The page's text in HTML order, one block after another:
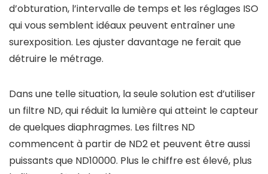
d’obturation, l’intervalle de temps et les réglages ISO
qui vous semblent idéaux peuvent entraîner une
surexposition. Les ajuster davantage ne ferait que
détruire le métrage.
Dans une telle situation, la seule solution est d’utiliser
un filtre ND, qui réduit la lumière qui atteint le capteur
de quelques diaphragmes. Les filtres ND
commencent à partir de ND2 et peuvent être aussi
puissants que ND10000. Plus le chiffre est élevé, plus